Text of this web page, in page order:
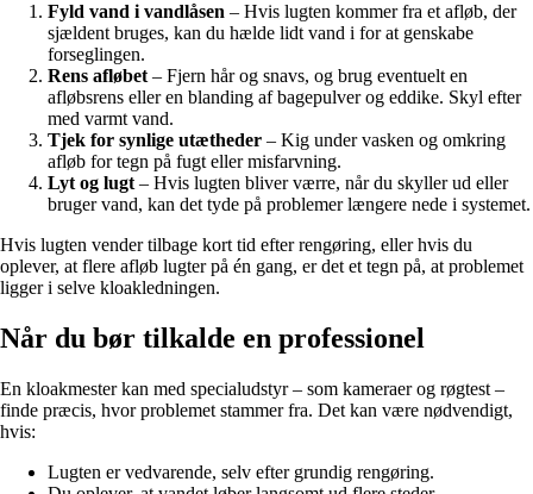
Fyld vand i vandlåsen – Hvis lugten kommer fra et afløb, der
sjældent bruges, kan du hælde lidt vand i for at genskabe
forseglingen.
Rens afløbet– Fjern hår og snavs, og brug eventuelt en
afløbsrens eller en blanding af bagepulver og eddike. Skyl efter
med varmt vand.
Tjek for synlige utætheder – Kig under vasken og omkring
afløb for tegn på fugt eller misfarvning.
Lyt og lugt– Hvis lugten bliver værre, når du skyller ud eller
bruger vand, kan det tyde på problemer længere nede i systemet.
Hvis lugten vender tilbage kort tid efter rengøring, eller hvis du
oplever, at flere afløb lugter på én gang, er det et tegn på, at problemet
ligger i selve kloakledningen.
Når du bør tilkalde en professionel
En kloakmester kan med specialudstyr – som kameraer og røgtest –
finde præcis, hvor problemet stammer fra. Det kan være nødvendigt,
hvis:
Lugten er vedvarende, selv efter grundig rengøring.